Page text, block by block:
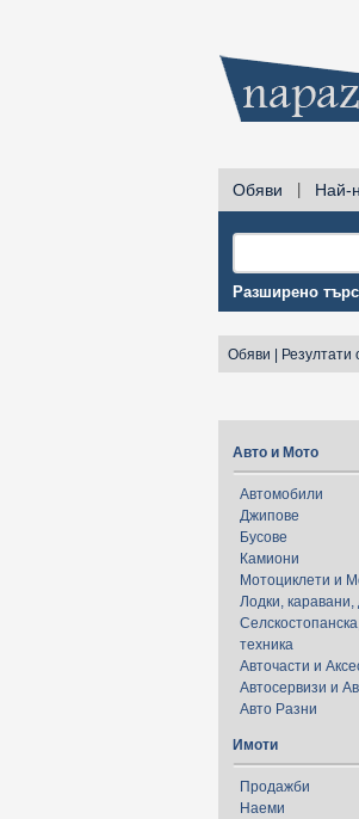
Обяви Най-
Разширено
Обяви Резултати
Авто и Мото
Автомобили
Джипове
Бусове
Камиони
Мотоциклети и
Лодки, каравани,
техника
Авточасти и
Автосервизи и
Авто Разни
Имоти
Продажби
Наеми